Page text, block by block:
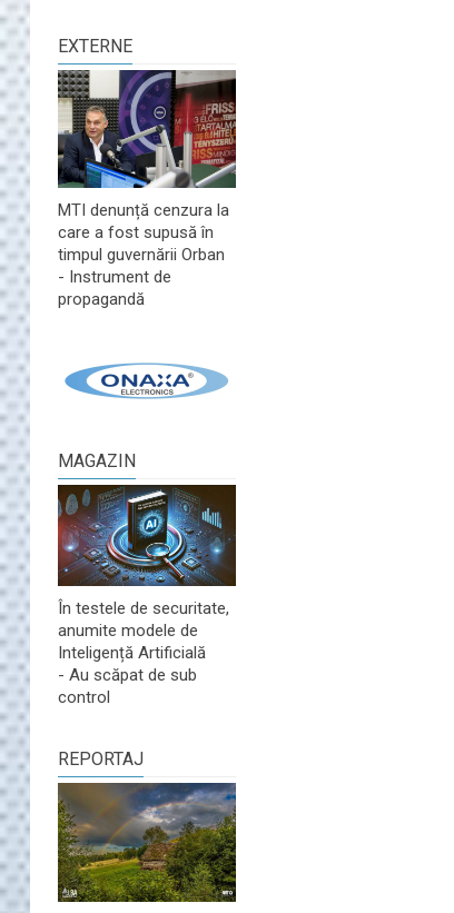
EXTERNE
MTI denunță cenzura la
care a fost supusă în
timpul guvernării Orban
- Instrument de
propagandă
MAGAZIN
În testele de securitate,
anumite modele de
Inteligență Artificială
- Au scăpat de sub
control
REPORTAJ